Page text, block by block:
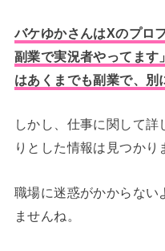
バケゆかさんはXのプロ
副業で実況者やってます
はあくまでも副業で、別
しかし、仕事に関して詳
りとした情報は見つかり
職場に迷惑がかからない
ませんね。